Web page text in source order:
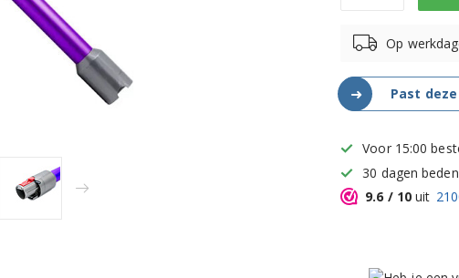
Op
➜ Past
Voor 15:00
30 dagen
9.6 / 10 uit